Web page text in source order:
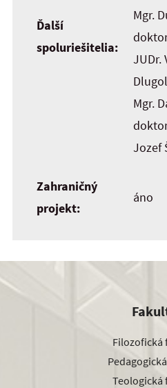
Ďalší
spoluriešitelia:
Mgr.
JUDr.
Mgr.
Jozef
Zahraničný
projekt:
áno
Filozofická
Teologická